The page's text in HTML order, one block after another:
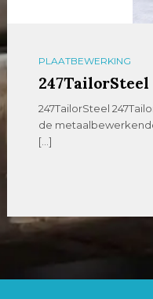
PLAATBEWERKING
247TailorSteel
247TailorSteel
de
[…]